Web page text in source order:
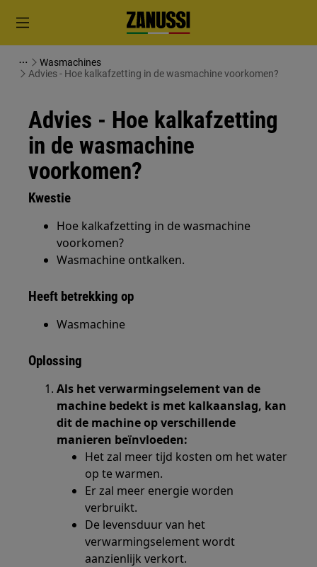
Wasmachines
Advies - Hoe kalkafzetting in de wasmachine voorkomen?
Advies - Hoe kalkafzetting
in de wasmachine
voorkomen?
Kwestie
Hoe kalkafzetting in de wasmachine
voorkomen?
Wasmachine ontkalken.
Heeft betrekking op
Wasmachine
Oplossing
Als het verwarmingselement van de
machine bedekt is met kalkaanslag, kan
dit de machine op verschillende
manieren beïnvloeden:
Het zal meer tijd kosten om het water
op te warmen.
Er zal meer energie worden
verbruikt.
De levensduur van het
verwarmingselement wordt
aanzienlijk verkort.